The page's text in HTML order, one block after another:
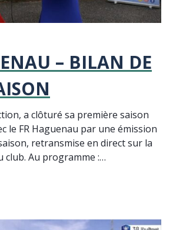
– BILAN DE
a clôturé sa première saison
le FR Haguenau par une émission
retransmise en direct sur la
club. Au programme :…